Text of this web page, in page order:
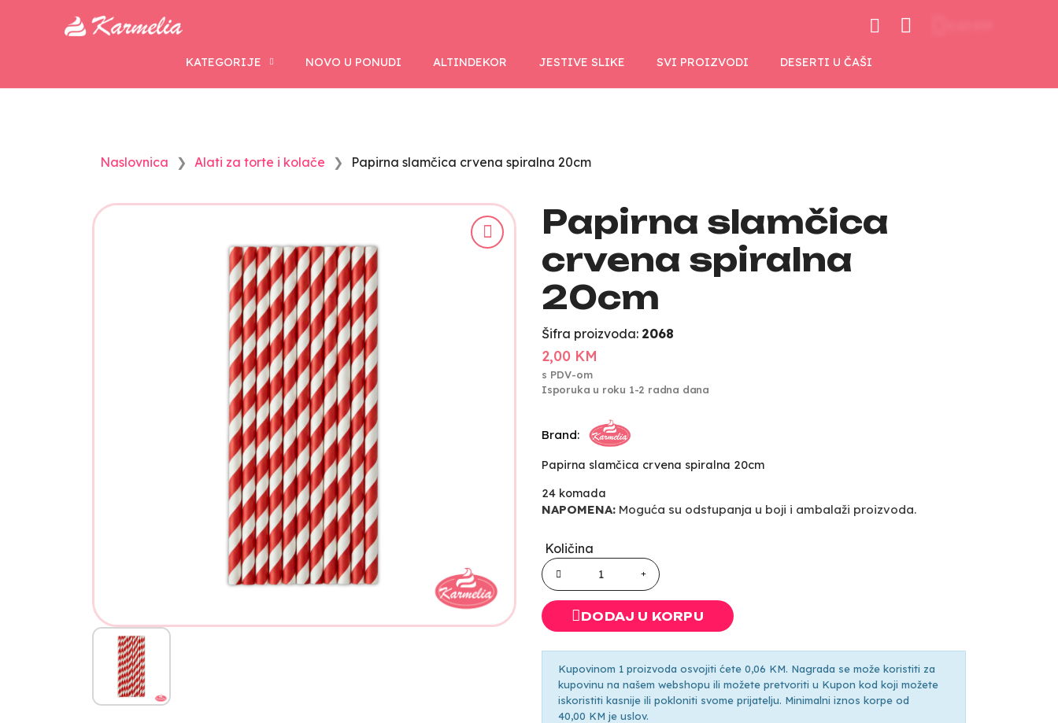
KATEGORIJE NOVO U PONUDI ALTINDEKOR JESTIVE SLIKE SVI PROIZVODI DESERTI U ČAŠI
Naslovnica Alati za torte i kolače Papirna slamčica crvena spiralna 20cm
Papirna slamčica
crvena spiralna
20cm
Šifra proizvoda: 2068
2,00 KM
s PDV-om
Isporuka u roku 1-2 radna dana
Brand:
Papirna slamčica crvena spiralna 20cm
24 komada
NAPOMENA: Moguća su odstupanja u boji i ambalaži proizvoda.
Količina
DODAJ U KORPU
Kupovinom 1 proizvoda osvojiti ćete 0,06 KM. Nagrada se može koristiti za
kupovinu na našem webshopu ili možete pretvoriti u Kupon kod koji možete
iskoristiti kasnije ili pokloniti svome prijatelju. Minimalni iznos korpe od
40,00 KM je uslov.